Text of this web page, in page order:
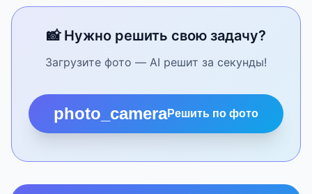
📸 Нужно решить свою задачу?
Загрузите фото — AI решит за секунды!
photo_cameraРешить по фото